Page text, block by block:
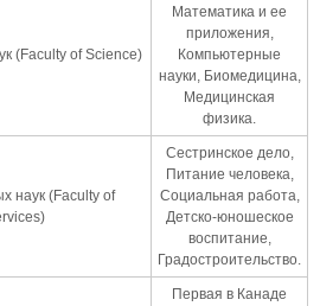
(Faculty of Science)
Математика и ее
приложения,
Компьютерные
науки, Биомедицина,
Медицинская
физика.
наук (Faculty of
Сестринское дело,
Питание человека,
Социальная работа,
Детско-юношеское
воспитание,
Градостроительство.
Первая в Канаде